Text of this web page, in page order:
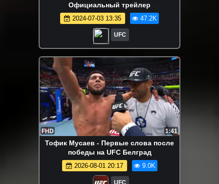
Официальный трейлер
2024-07-03 13:35 47.2K
UFC
FHD 1:41
Тофик Мусаев - Первые слова после
победы на UFC Белград
2026-08-01 20:17 9.0K